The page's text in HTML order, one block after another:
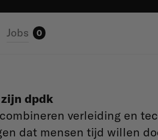
Jobs 0
dpdk
verleiding en
dat mensen tijd willen